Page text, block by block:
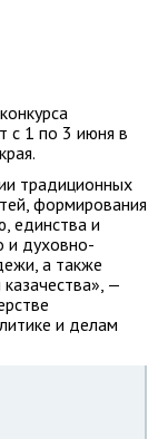
с 1 по 3 июня в
традиционных
формирования
единства и
и духовно-
а также
—
и делам